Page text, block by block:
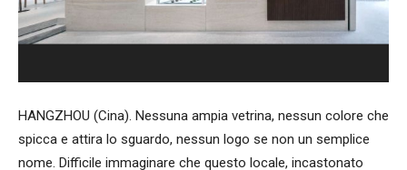
HANGZHOU (Cina). Nessuna ampia vetrina, nessun colore che
spicca e attira lo sguardo, nessun logo se non un semplice
nome. Difficile immaginare che questo locale, incastonato